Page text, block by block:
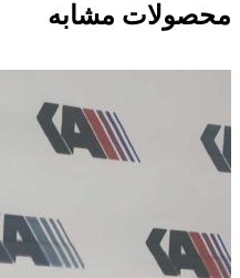
محصولات مشابه